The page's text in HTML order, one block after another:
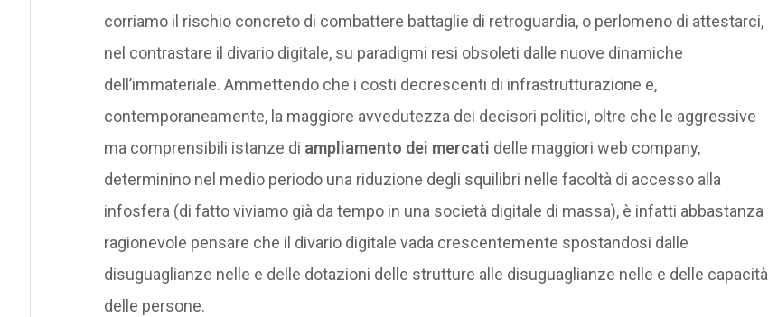
corriamo il rischio concreto di combattere battaglie di retroguardia, o perlomeno di attestarci,
nel contrastare il divario digitale, su paradigmi resi obsoleti dalle nuove dinamiche
dell’immateriale. Ammettendo che i costi decrescenti di infrastrutturazione e,
contemporaneamente, la maggiore avvedutezza dei decisori politici, oltre che le aggressive
ma comprensibili istanze di ampliamento dei mercati delle maggiori web company,
determinino nel medio periodo una riduzione degli squilibri nelle facoltà di accesso alla
infosfera (di fatto viviamo già da tempo in una società digitale di massa), è infatti abbastanza
ragionevole pensare che il divario digitale vada crescentemente spostandosi dalle
disuguaglianze nelle e delle dotazioni delle strutture alle disuguaglianze nelle e delle capacità
delle persone.